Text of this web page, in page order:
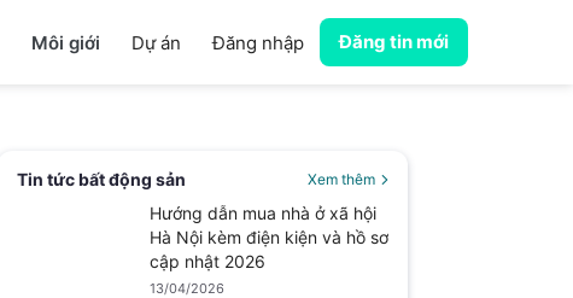
Môi giới Dự án Đăng nhập Đăng tin mới
Tin tức bất động sản Xem thêm
Hướng dẫn mua nhà ở xã hội
Hà Nội kèm điện kiện và hồ sơ
cập nhật 2026
13/04/2026